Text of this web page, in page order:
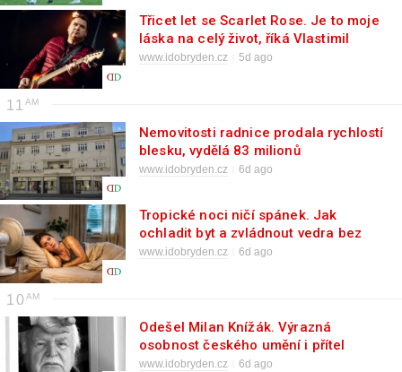
Třicet let se Scarlet Rose. Je to moje
láska na celý život, říká Vlastimil
Řezníček
www.idobryden.cz 5d ago
11
Nemovitosti radnice prodala rychlostí
blesku, vydělá 83 milionů
www.idobryden.cz 6d ago
Tropické noci ničí spánek. Jak
ochladit byt a zvládnout vedra bez
zbytečných chyb
www.idobryden.cz 6d ago
10
Odešel Milan Knížák. Výrazná
osobnost českého umění i přítel
Slovácka
www.idobryden.cz 6d ago